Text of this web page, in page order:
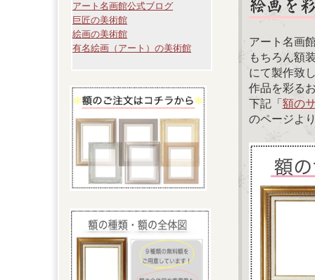
アート名画館公式ブログ
巨匠の美術館
絵画の美術館
有名絵画（アート）の美術館
アート名画
もちろん額
にて製作致
作品を彩る
下記「額の
のページよ